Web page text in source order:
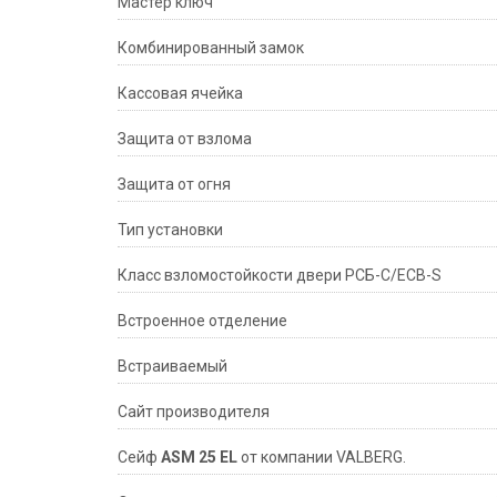
Комбинированный замок
Кассовая ячейка
Защита от взлома
Защита от огня
Тип установки
Класс взломостойкости двери РСБ-С/ECB-S
Встроенное отделение
Встраиваемый
Сайт производителя
Сейф ASM 25 ELот компании VALBERG.